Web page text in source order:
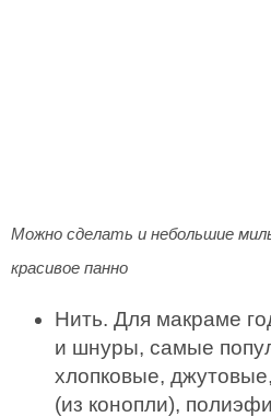
Можно сделать и небольшие
красивое панно
Нить. Для макраме
и шнуры, самые
хлопковые,
(из конопли),